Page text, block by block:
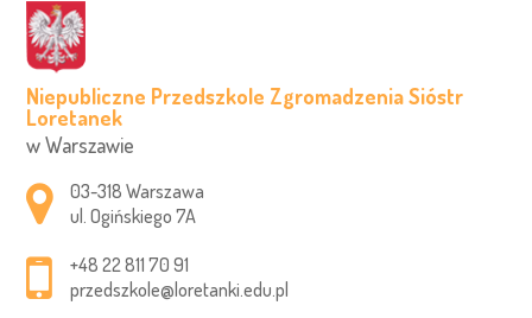
Niepubliczne Przedszkole Zgromadzenia Sióstr
Loretanek
w Warszawie
Adres pocztowy:
03-318 Warszawa
ul. Ogińskiego 7A
+48 22 811 70 91
przedszkole@loretanki.edu.pl